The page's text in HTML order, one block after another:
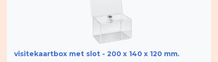
visitekaartbox met slot - 200 x 140 x 120 mm.